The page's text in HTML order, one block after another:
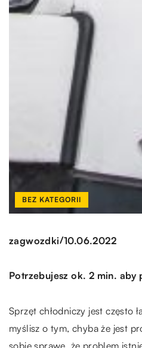
BEZ KATEGORII
zagwozdki/10.06.2022
Potrzebujesz ok. 2 min. aby
Sprzęt chłodniczy jest często
myślisz o tym, chyba że jest